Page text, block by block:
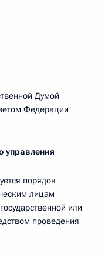
Думой
Федерации
управления
порядок
лицам
или
проведения